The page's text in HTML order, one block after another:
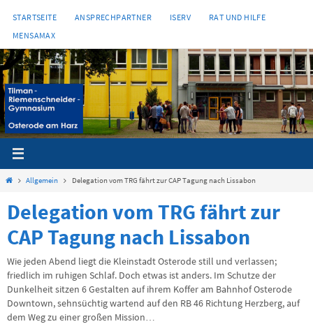
Inhalt
springen
STARTSEITE ANSPRECHPARTNER ISERV
RAT UND HILFE
MENSAMAX
StartAllgemein Delegation vom TRG fährt zur CAP Tagung nach Lissabon
Delegation vom TRG fährt zur
CAP Tagung nach Lissabon
Wie jeden Abend liegt die Kleinstadt Osterode still und verlassen;
friedlich im ruhigen Schlaf. Doch etwas ist anders. Im Schutze der
Dunkelheit sitzen 6 Gestalten auf ihrem Koffer am Bahnhof Osterode
Downtown, sehnsüchtig wartend auf den RB 46 Richtung Herzberg, auf
dem Weg zu einer großen Mission…